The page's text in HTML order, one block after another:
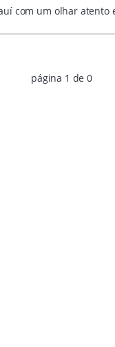
com um olhar atento
página 1 de 0